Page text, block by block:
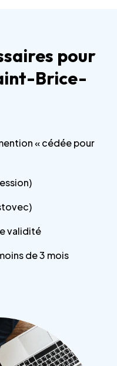
pour
Brice-
« cédée pour
validité
de 3 mois